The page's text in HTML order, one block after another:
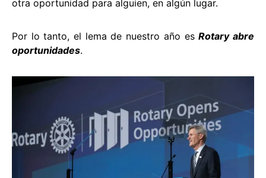
otra oportunidad para alguien, en algún lugar.
Por lo tanto, el lema de nuestro año esRotary abre
oportunidades.